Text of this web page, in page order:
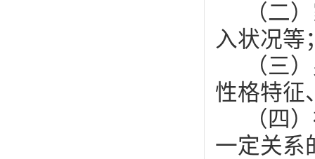
（二
入状况等
（三
性格特征
（四
一定关系